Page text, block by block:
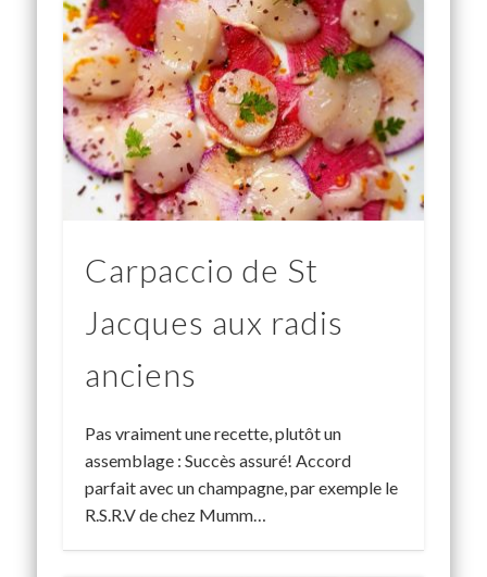
Carpaccio de St
Jacques aux radis
anciens
Pas vraiment une recette, plutôt un
assemblage : Succès assuré! Accord
parfait avec un champagne, par exemple le
R.S.R.V de chez Mumm…